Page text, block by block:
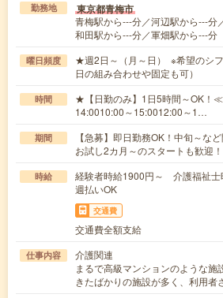
勤務地 東京都青梅市
青梅駅から---分／河辺駅から---分
和田駅から---分／軍畑駅から---分
曜日頻度
★週2日～（月～日） ※希望のシ
日の組み合わせや固定も可）
時間
★【日勤のみ】1日5時間～OK！
14:0010:00～15:0012:00～1…
期間
【急募】即日勤務OK！中旬～
お試し2カ月～のスタートも歓迎！
時給
経験者時給1900円～ 介護福祉
週払いOK
交通費
交通費全額支給
仕事内容
介護関連
まるで高級マンションのような施
きたばかりの施設が多く、利用